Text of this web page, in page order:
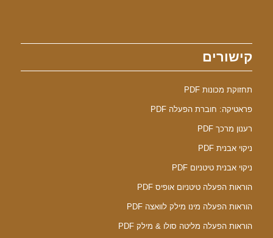
קישורים
תחזוקת מכונות PDF
פראטיקה: חוברת הפעלה PDF
רענון מרכך PDF
ניקוי אבנית PDF
ניקוי אבנית טיטניום PDF
הוראות הפעלה טיטניום אופיס PDF
הוראות הפעלה מינו מילק לוואצה PDF
הוראות הפעלה מליטה סולו & מילק PDF